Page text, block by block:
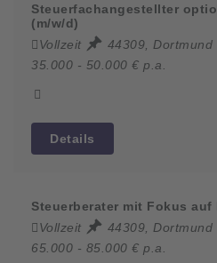
Steuerfachangestellter
(m/w/d)
Vollzeit
44309, Dortmund
35.000 - 50.000 € p.a.
Details
Steuerberater mit Fokus auf
Vollzeit
44309, Dortmund
65.000 - 85.000 € p.a.